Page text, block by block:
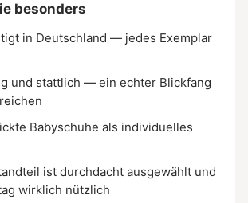
besonders
in Deutschland — jedes Exemplar
und stattlich — ein echter Blickfang
Babyschuhe als individuelles
ist durchdacht ausgewählt und
wirklich nützlich